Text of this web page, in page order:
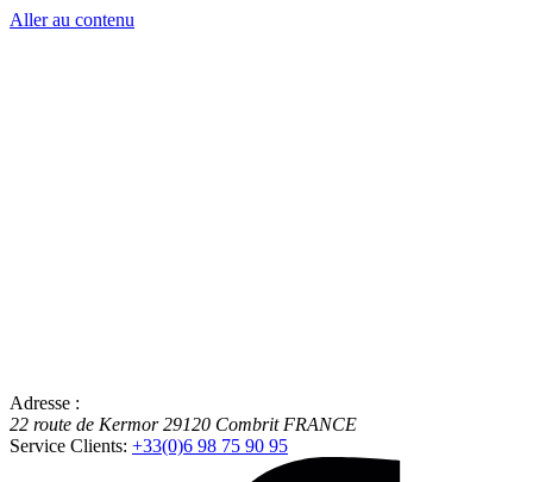
Aller au contenu
Adresse :
22 route de Kermor 29120 Combrit FRANCE
Service Clients: +33(0)6 98 75 90 95